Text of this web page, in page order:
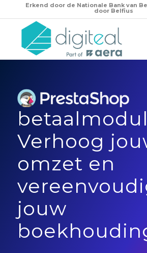
Erkend door de Nationale Bank van
door Belfius
Verhoog
omzet en
jouw